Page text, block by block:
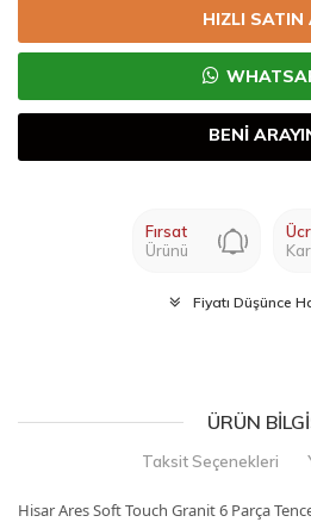
HIZLI SATIN
BENİ
Fırsat
Ürünü
Fiyatı Düşünce
ÜRÜN
Taksit Seçenekleri
Hisar Ares Soft Touch Granit 6 Parça